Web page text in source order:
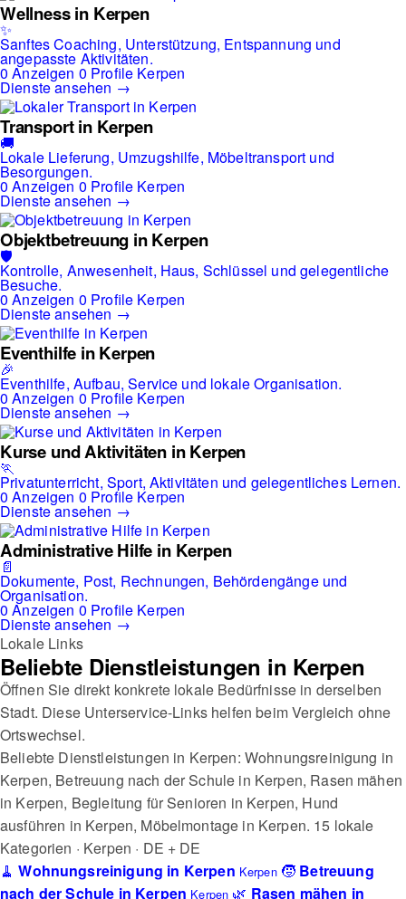
Wellness in Kerpen
✨
Sanftes Coaching, Unterstützung, Entspannung und
angepasste Aktivitäten.
0 Anzeigen 0 Profile Kerpen
Dienste ansehen →
Transport in Kerpen
🚚
Lokale Lieferung, Umzugshilfe, Möbeltransport und
Besorgungen.
0 Anzeigen 0 Profile Kerpen
Dienste ansehen →
Objektbetreuung in Kerpen
🛡️
Kontrolle, Anwesenheit, Haus, Schlüssel und gelegentliche
Besuche.
0 Anzeigen 0 Profile Kerpen
Dienste ansehen →
Eventhilfe in Kerpen
🎉
Eventhilfe, Aufbau, Service und lokale Organisation.
0 Anzeigen 0 Profile Kerpen
Dienste ansehen →
Kurse und Aktivitäten in Kerpen
🏃
Privatunterricht, Sport, Aktivitäten und gelegentliches Lernen.
0 Anzeigen 0 Profile Kerpen
Dienste ansehen →
Administrative Hilfe in Kerpen
📄
Dokumente, Post, Rechnungen, Behördengänge und
Organisation.
0 Anzeigen 0 Profile Kerpen
Dienste ansehen →
Lokale Links
Beliebte Dienstleistungen in Kerpen
Öffnen Sie direkt konkrete lokale Bedürfnisse in derselben
Stadt. Diese Unterservice-Links helfen beim Vergleich ohne
Ortswechsel.
Beliebte Dienstleistungen in Kerpen: Wohnungsreinigung in
Kerpen, Betreuung nach der Schule in Kerpen, Rasen mähen
in Kerpen, Begleitung für Senioren in Kerpen, Hund
ausführen in Kerpen, Möbelmontage in Kerpen. 15 lokale
Kategorien · Kerpen · DE + DE
🧹 Wohnungsreinigung in Kerpen Kerpen 🧒 Betreuung
nach der Schule in Kerpen Kerpen 🌿 Rasen mähen in